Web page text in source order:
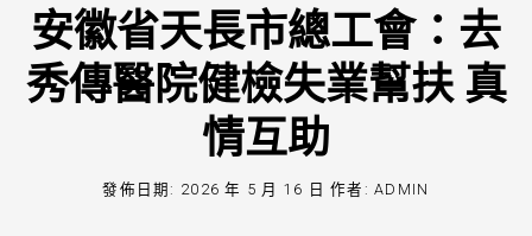
安徽省天長市總工會：去
秀傳醫院健檢失業幫扶 真
情互助
發佈日期: 2026 年 5 月 16 日 作者:ADMIN